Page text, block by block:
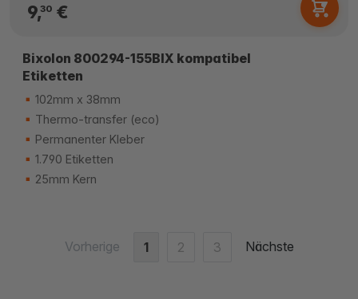
9,30€
Bixolon 800294-155BIX kompatibel
Etiketten
102mm x 38mm
Thermo-transfer (eco)
Permanenter Kleber
1.790 Etiketten
25mm Kern
Vorherige 1 2 3 Nächste